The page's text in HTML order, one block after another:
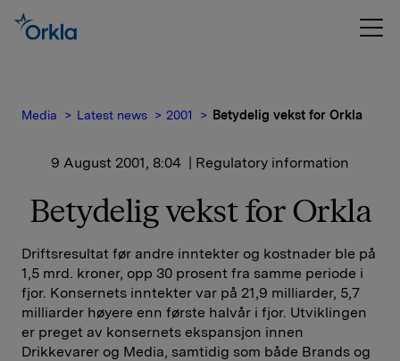
Media Latest news 2001 Betydelig vekst for Orkla
9 August 2001, 8:04 | Regulatory information
Betydelig vekst for Orkla
Driftsresultat før andre inntekter og kostnader ble på
1,5 mrd. kroner, opp 30 prosent fra samme periode i
fjor. Konsernets inntekter var på 21,9 milliarder, 5,7
milliarder høyere enn første halvår i fjor. Utviklingen
er preget av konsernets ekspansjon innen
Drikkevarer og Media, samtidig som både Brands og